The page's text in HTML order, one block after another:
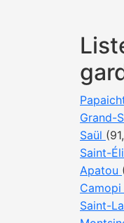
Grand-
Saül
Saint-
Apatou
Camopi
Saint-